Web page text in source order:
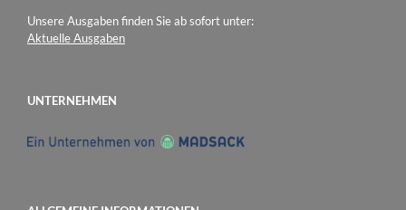
Unsere Ausgaben finden Sie ab sofort unter:
Aktuelle Ausgaben
UNTERNEHMEN